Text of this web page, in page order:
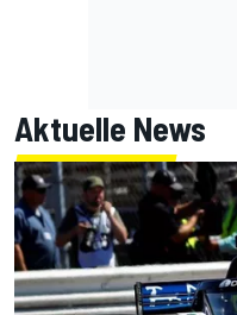
Aktuelle News